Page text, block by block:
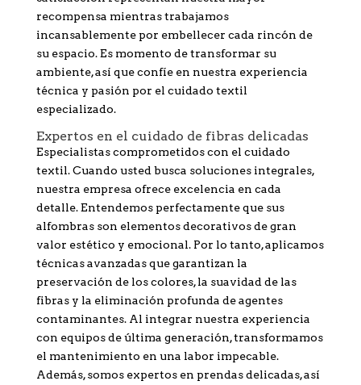
recompensa mientras trabajamos
incansablemente por embellecer cada rincón de
su espacio. Es momento de transformar su
ambiente, así que confíe en nuestra experiencia
técnica y pasión por el cuidado textil
especializado.
Expertos en el cuidado de fibras delicadas
Especialistas comprometidos con el cuidado
textil. Cuando usted busca soluciones integrales,
nuestra empresa ofrece excelencia en cada
detalle. Entendemos perfectamente que sus
alfombras son elementos decorativos de gran
valor estético y emocional. Por lo tanto, aplicamos
técnicas avanzadas que garantizan la
preservación de los colores, la suavidad de las
fibras y la eliminación profunda de agentes
contaminantes. Al integrar nuestra experiencia
con equipos de última generación, transformamos
el mantenimiento en una labor impecable.
Además, somos expertos en prendas delicadas, así